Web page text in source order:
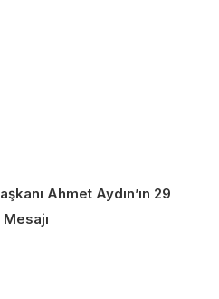
Ahmet Aydın’ın 29